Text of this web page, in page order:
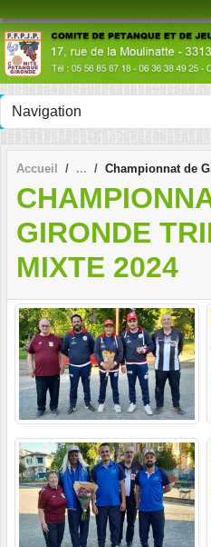
Accueil Championnat de
GIRONDE
MIXTE 2024